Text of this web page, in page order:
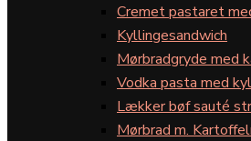
Cremet pastaret
Kyllingesandwich
Mørbradgryde med
Vodka pasta med
Lækker bøf sauté
Mørbrad m.